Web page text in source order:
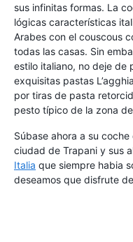
sus infinitas formas. La
lógicas características
Arabes con el couscous
todas las casas. Sin
estilo italiano, no deje de
exquisitas pastas
por tiras de pasta
pesto típico de la zona
Súbase ahora a su
ciudad de Trapani y sus
Italia que siempre habia
deseamos que disfrute